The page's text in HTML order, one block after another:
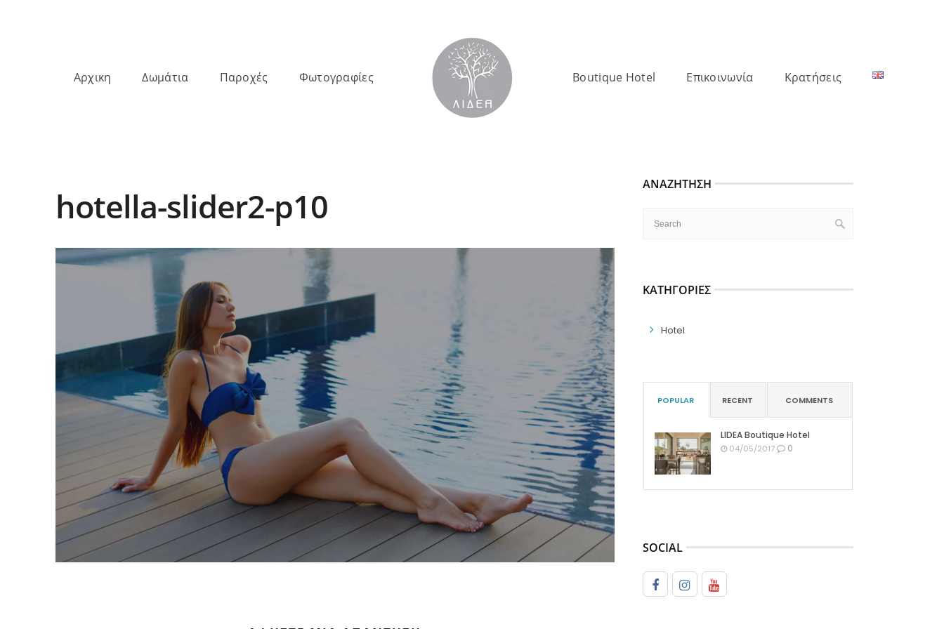
Αρχικη Δωμάτια Παροχές Φωτογραφίες Boutique Hotel Επικοινωνία Κρατήσεις
hotella-slider2-p10
ΑΝΑΖΉΤΗΣΗ
ΚΑΤΗΓΟΡΊΕΣ
Hotel
POPULAR RECENT COMMENTS
LIDEA Boutique Hotel
04/05/2017 0
SOCIAL